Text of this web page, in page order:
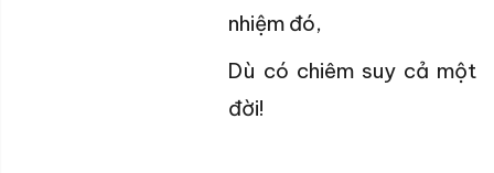
nhiệm đó,
Dù có chiêm suy cả một
đời!